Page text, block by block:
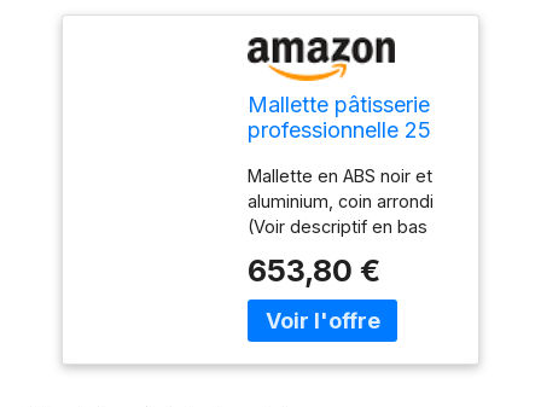
Mallette pâtisserie
professionnelle 25
ABS noir et
aluminium, 4
compartiments
intérieurs afin de
séparer ustensiles et
couteaux (Voir
descriptif produit
pour détail des
Mallette en ABS noir et
aluminium, coin arrondi
(Voir descriptif en bas
Fermeture par
grenouillère avec
possibilité d’ajouter un
653,80 €